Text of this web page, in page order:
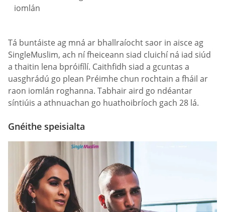
iomlán
Tá buntáiste ag mná ar bhallraíocht saor in aisce ag
SingleMuslim, ach ní fheiceann siad cluichí ná iad siúd
a thaitin lena bpróifílí. Caithfidh siad a gcuntas a
uasghrádú go plean Préimhe chun rochtain a fháil ar
raon iomlán roghanna. Tabhair aird go ndéantar
síntiúis a athnuachan go huathoibríoch gach 28 lá.
Gnéithe speisialta